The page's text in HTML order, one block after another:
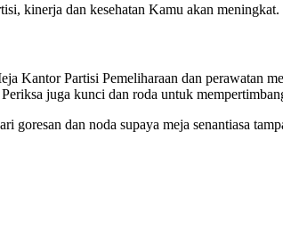
kinerja dan kesehatan Kamu akan meningkat.
Kantor Partisi Pemeliharaan dan perawatan
juga kunci dan roda untuk
goresan dan noda supaya meja senantiasa